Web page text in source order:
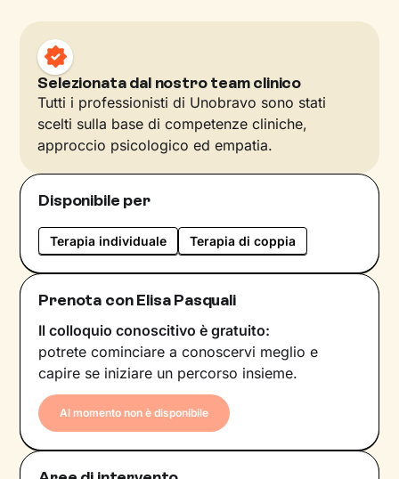
Selezionata dal nostro team clinico
Tutti i professionisti di Unobravo sono stati
scelti sulla base di competenze cliniche,
approccio psicologico ed empatia.
Disponibile per
Terapia individuale Terapia di coppia
Prenota con Elisa Pasquali
Il colloquio conoscitivo è gratuito:
potrete cominciare a conoscervi meglio e
capire se iniziare un percorso insieme.
Al momento non è disponibile